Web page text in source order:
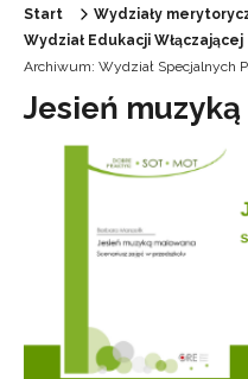
Start
Wydziały
Wydział Edukacji Włączającej
Archiwum: Wydział Specjalnych
Jesień